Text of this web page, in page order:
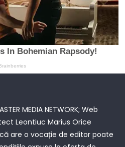
MEDIA NETWORK; Web
Leontiuc Marius Orice
are o vocație de editor poate